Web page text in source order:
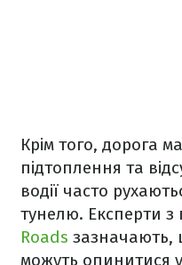
Крім того, дорога
підтоплення та
водії часто
тунелю. Експерти з
Roads зазначають,
можуть опинитися